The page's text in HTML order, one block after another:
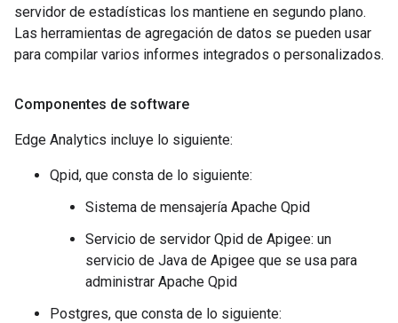
servidor de estadísticas los mantiene en segundo plano.
Las herramientas de agregación de datos se pueden usar
para compilar varios informes integrados o personalizados.
Componentes de software
Edge Analytics incluye lo siguiente:
Qpid, que consta de lo siguiente:
Sistema de mensajería Apache Qpid
Servicio de servidor Qpid de Apigee: un
servicio de Java de Apigee que se usa para
administrar Apache Qpid
Postgres, que consta de lo siguiente: